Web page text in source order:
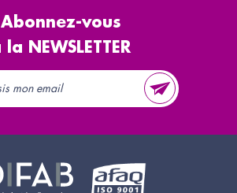
Abonnez-vous
la NEWSLETTER